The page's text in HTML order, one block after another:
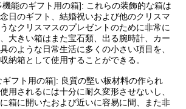
能のギフト用の箱]: これらの装飾的な箱は
日のギフト、結婚祝いおよび他のクリスマ
なクリスマスのプレゼントのために非常に
大きい箱はまた宝石類、出る腕時計、カー
のような日常生活に多くの小さい項目を、
納箱として使用することができる。
フト用の箱]: 良質の堅い板材料の作られ
用されるには十分に耐久変形させないし、
箱に開いたおよび近いに容易に間、また非